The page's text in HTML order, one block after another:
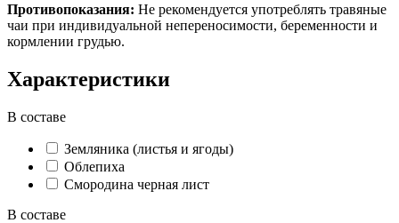
Противопоказания: Не рекомендуется употреблять травяные
чаи при индивидуальной непереносимости, беременности и
кормлении грудью.
Характеристики
В составе
Земляника (листья и ягоды)
Облепиха
Смородина черная лист
В составе